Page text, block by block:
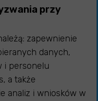
przy
zapewnienie
danych,
i personelu
a także
analiz i wniosków w